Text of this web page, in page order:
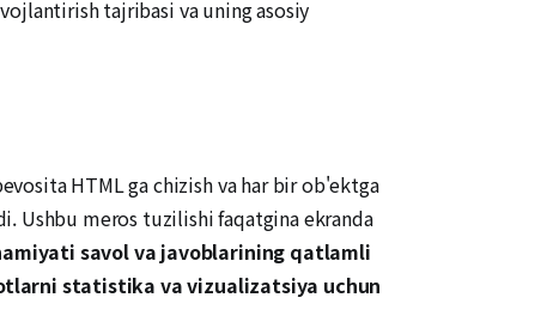
tajribasi va uning asosiy
HTML ga chizish va har bir ob'ektga
Ushbu meros tuzilishi faqatgina ekranda
savol va javoblarining qatlamli
statistika va vizualizatsiya uchun